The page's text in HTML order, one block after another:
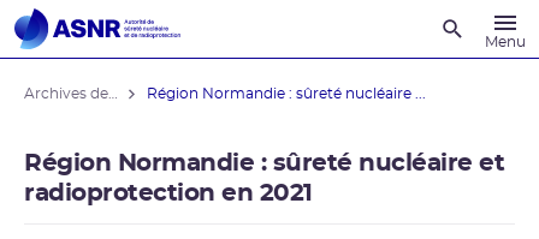
Menu
Région Normandie : sûreté nucléaire ...
Région Normandie : sûreté nucléaire et
radioprotection en 2021